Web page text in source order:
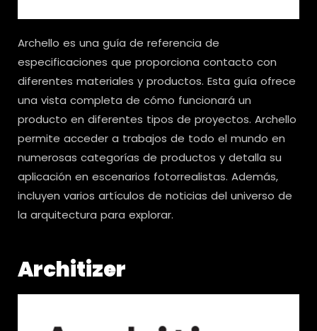
Archello es una guía de referencia de
especificaciones que proporciona contacto con
diferentes materiales y productos. Esta guía ofrece
una vista completa de cómo funcionará un
producto en diferentes tipos de proyectos. Archello
permite acceder a trabajos de todo el mundo en
numerosas categorías de productos y detalla su
aplicación en escenarios fotorrealistas. Además,
incluyen varios artículos de noticias del universo de
la arquitectura para explorar.
Architizer